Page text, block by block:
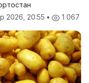
2026, 20:55 • 1 067